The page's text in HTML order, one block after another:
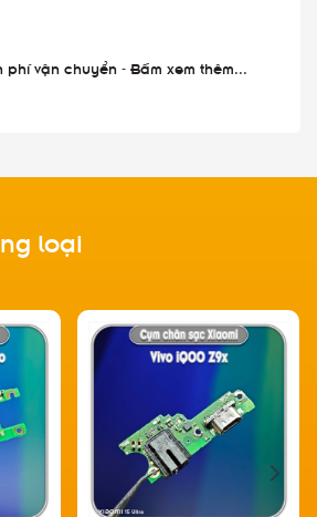
phí vận chuyển - Bấm xem thêm...
loại